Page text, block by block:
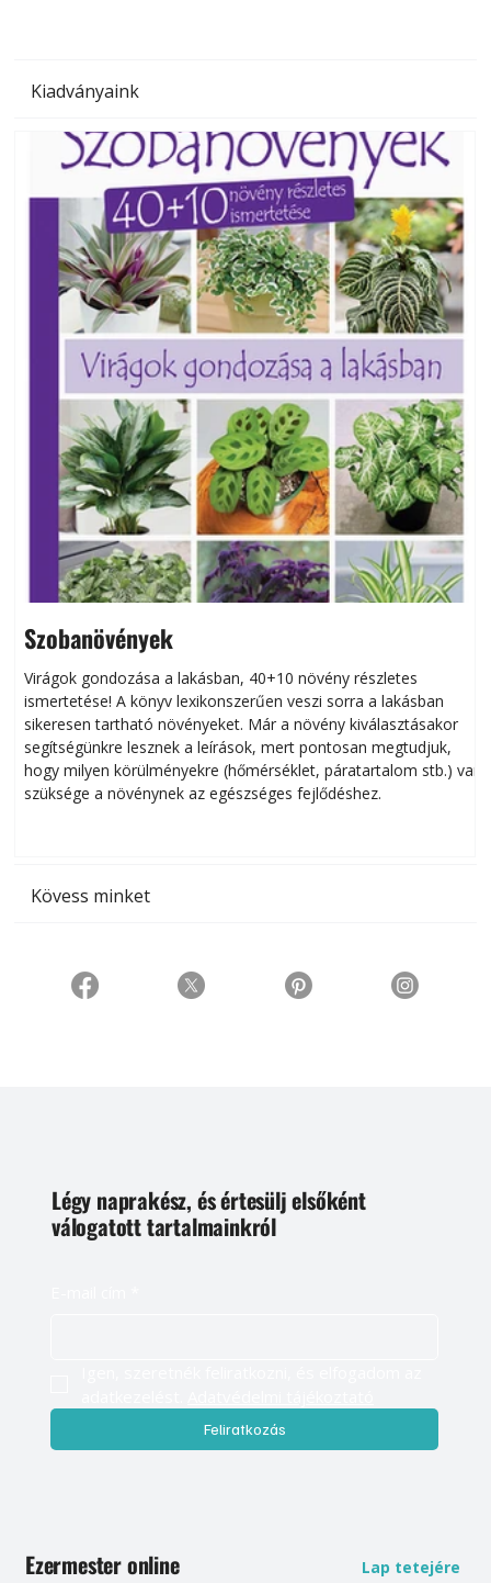
Kiadványaink
Szobanövények
Virágok gondozása a lakásban, 40+10 növény részletes
ismertetése! A könyv lexikonszerűen veszi sorra a lakásban
sikeresen tart­ha­tó növényeket. Már a növény kiválasztásakor
segítségünkre lesznek a leírások, mert pontosan megtudjuk,
hogy milyen körülményekre (hőmérséklet, páratartalom stb.) van
szüksége a növénynek az egészséges fejlődéshez.
Kövess minket
Légy naprakész, és értesülj elsőként
válogatott tartalmainkról
Feliratkozás
Ezermester online Lap tetejére